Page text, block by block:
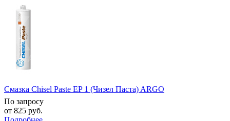
Смазка Chisel Paste EP 1 (Чизел Паста) ARGO
По запросу
от 825 руб.